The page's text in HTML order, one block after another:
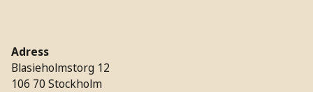
Adress
Blasieholmstorg 12
106 70 Stockholm